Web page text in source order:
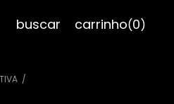
buscar carrinho(0)
/